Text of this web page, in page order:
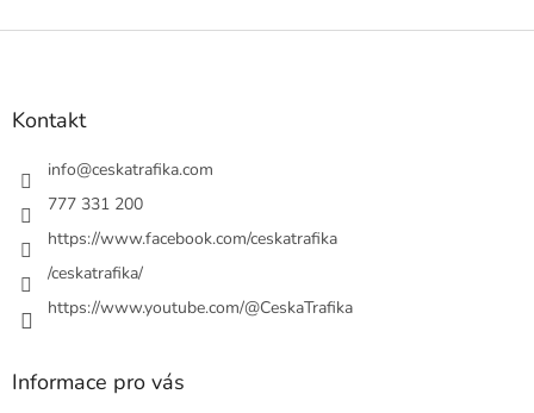
Z
Kontakt
info@ceskatrafika.com
777 331 200
https://www.facebook.com/ceskatrafika
/ceskatrafika/
https://www.youtube.com/@CeskaTrafika
Informace pro vás